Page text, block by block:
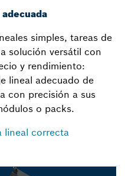
simples, tareas de
solución versátil con
y rendimiento:
lineal adecuado de
con precisión a sus
o packs.
lineal correcta